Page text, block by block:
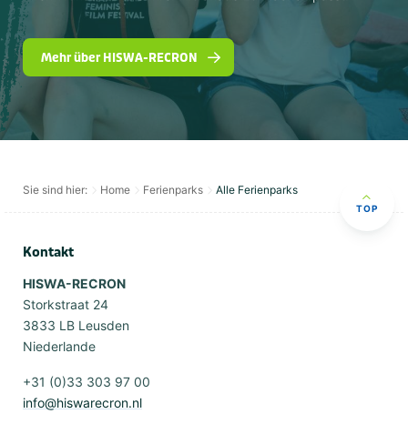
Mehr über HISWA-RECRON
Sie sind hier: Home Ferienparks Alle Ferienparks
TOP
Kontakt
HISWA-RECRON
Storkstraat 24
3833 LB Leusden
Niederlande
+31 (0)33 303 97 00
info@hiswarecron.nl